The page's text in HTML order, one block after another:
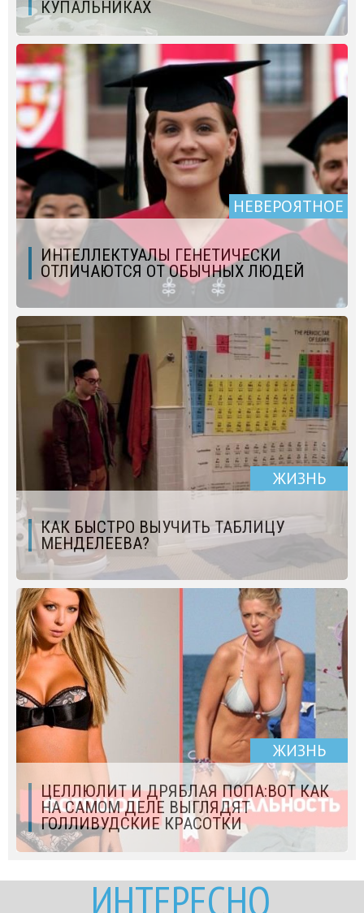
КУПАЛЬНИКАХ
НЕВЕРОЯТНОЕ
ИНТЕЛЛЕКТУАЛЫ ГЕНЕТИЧЕСКИ
ОТЛИЧАЮТСЯ ОТ ОБЫЧНЫХ ЛЮДЕЙ
ЖИЗНЬ
КАК БЫСТРО ВЫУЧИТЬ ТАБЛИЦУ
МЕНДЕЛЕЕВА?
ЖИЗНЬ
ЦЕЛЛЮЛИТ И ДРЯБЛАЯ ПОПА:ВОТ КАК
НА САМОМ ДЕЛЕ ВЫГЛЯДЯТ
ГОЛЛИВУДСКИЕ КРАСОТКИ
ИНТЕРЕСНО